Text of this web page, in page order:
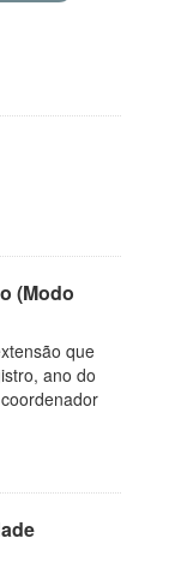
(Modo
que
ano do